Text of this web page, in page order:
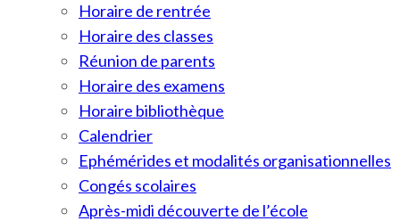
Horaire de rentrée
Horaire des classes
Réunion de parents
Horaire des examens
Horaire bibliothèque
Calendrier
Ephémérides et modalités organisationnelles
Congés scolaires
Après-midi découverte de l’école